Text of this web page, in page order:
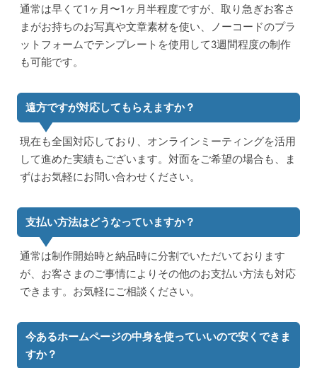
通常は早くて1ヶ月〜1ヶ月半程度ですが、取り急ぎお客さ
まがお持ちのお写真や文章素材を使い、ノーコードのプラ
ットフォームでテンプレートを使用して3週間程度の制作
も可能です。
遠方ですが対応してもらえますか？
現在も全国対応しており、オンラインミーティングを活用
して進めた実績もございます。対面をご希望の場合も、ま
ずはお気軽にお問い合わせください。
支払い方法はどうなっていますか？
通常は制作開始時と納品時に分割でいただいております
が、お客さまのご事情によりその他のお支払い方法も対応
できます。お気軽にご相談ください。
今あるホームページの中身を使っていいので安くできま
すか？